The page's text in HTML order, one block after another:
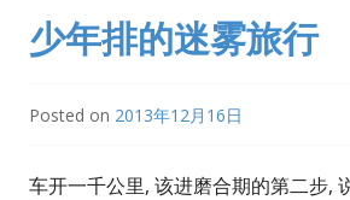
少年排的迷雾旅行
Posted on 2013年12月16日
车开一千公里, 该进磨合期的第二步,